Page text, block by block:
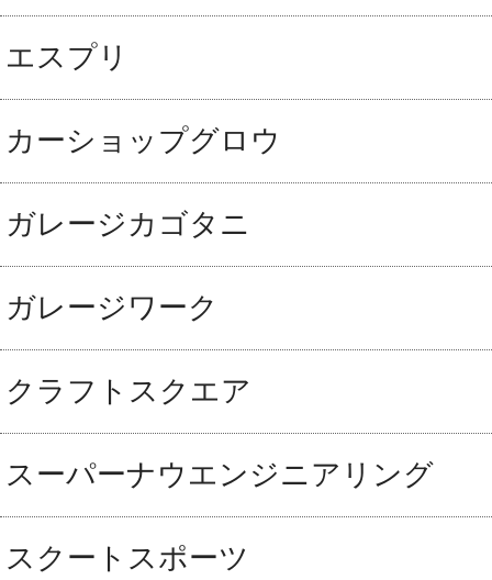
エスプリ
カーショップグロウ
ガレージカゴタニ
ガレージワーク
クラフトスクエア
スーパーナウエンジニアリング
スクートスポーツ